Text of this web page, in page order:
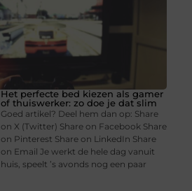
Het perfecte bed kiezen als gamer
of thuiswerker: zo doe je dat slim
Goed artikel? Deel hem dan op: Share
on X (Twitter) Share on Facebook Share
on Pinterest Share on LinkedIn Share
on Email Je werkt de hele dag vanuit
huis, speelt ’s avonds nog een paar